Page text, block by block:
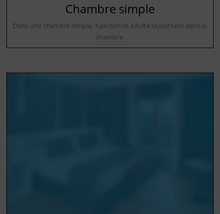
Chambre simple
Dans une chambre simple, 1 personne adulte séjournera dans la
chambre.